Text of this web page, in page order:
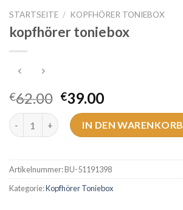
STARTSEITE / KOPFHÖRER TONIEBOX
kopfhörer toniebox
€62.00 €39.00
kopfhörer toniebox MengeIN DEN WARENKORB
Artikelnummer:BU-51191398
Kategorie:Kopfhörer Toniebox